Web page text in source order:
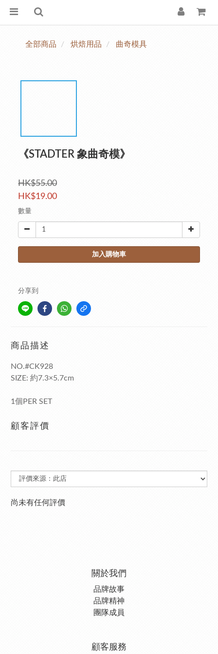
全部商品 烘焙用品 曲奇模具
《STADTER 象曲奇模》
HK$55.00
HK$19.00
數量
加入購物車
分享到
商品描述
NO.#CK928
SIZE: 約7.3×5.7cm
1個PER SET
顧客評價
尚未有任何評價
關於我們
品牌故事
品牌精神
團隊成員
顧客服務